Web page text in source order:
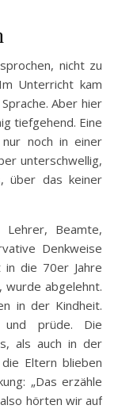
nicht zu
Unterricht kam
Aber hier
tiefgehend. Eine
noch in einer
unterschwellig,
über das keiner
Beamte,
Denkweise
die 70er Jahre
wurde abgelehnt.
in der Kindheit.
prüde. Die
als auch in der
Eltern blieben
„Das erzähle
hörten wir auf